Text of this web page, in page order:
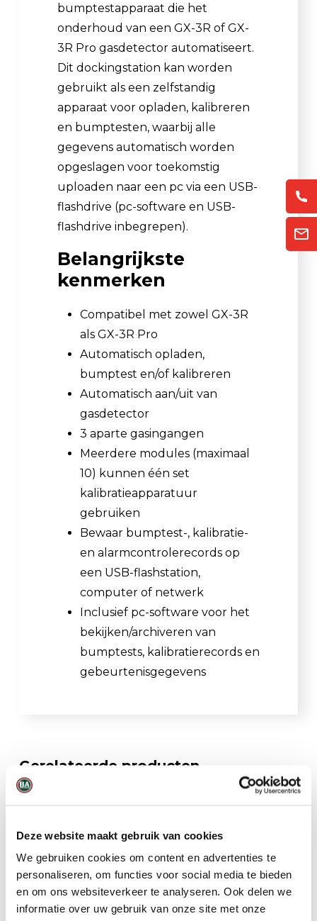
Deze website maakt gebruik van cookies
We gebruiken cookies om content en advertenties te
personaliseren, om functies voor social media te bieden
en om ons websiteverkeer te analyseren. Ook delen we
informatie over uw gebruik van onze site met onze
bumptestapparaat die het
onderhoud van een GX-3R of GX-
3R Pro gasdetector automatiseert.
Dit dockingstation kan worden
gebruikt als een zelfstandig
apparaat voor opladen, kalibreren
en bumptesten, waarbij alle
gegevens automatisch worden
opgeslagen voor toekomstig
uploaden naar een pc via een USB-
flashdrive (pc-software en USB-
flashdrive inbegrepen).
Belangrijkste
kenmerken
Compatibel met zowel GX-3R
als GX-3R Pro
Automatisch opladen,
bumptest en/of kalibreren
Automatisch aan/uit van
gasdetector
3 aparte gasingangen
Meerdere modules (maximaal
10) kunnen één set
kalibratieapparatuur
gebruiken
Bewaar bumptest-, kalibratie-
en alarmcontrolerecords op
een USB-flashstation,
computer of netwerk
Inclusief pc-software voor het
bekijken/archiveren van
bumptests, kalibratierecords en
gebeurtenisgegevens
Gerelateerde producten